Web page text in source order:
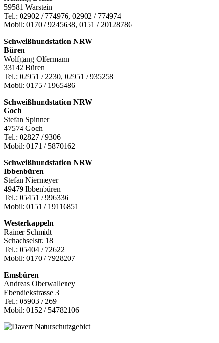
59581 Warstein
Tel.: 02902 / 774976, 02902 / 774974
Mobil: 0170 / 9245638, 0151 / 20128786
Schweißhundstation NRW
Büren
Wolfgang Olfermann
33142 Büren
Tel.: 02951 / 2230, 02951 / 935258
Mobil: 0175 / 1965486
Schweißhundstation NRW
Goch
Stefan Spinner
47574 Goch
Tel.: 02827 / 9306
Mobil: 0171 / 5870162
Schweißhundstation NRW
Ibbenbüren
Stefan Niermeyer
49479 Ibbenbüren
Tel.: 05451 / 996336
Mobil: 0151 / 19116851
Westerkappeln
Rainer Schmidt
Schachselstr. 18
Tel.: 05404 / 72622
Mobil: 0170 / 7928207
Emsbüren
Andreas Oberwalleney
Ebendiekstrasse 3
Tel.: 05903 / 269
Mobil: 0152 / 54782106